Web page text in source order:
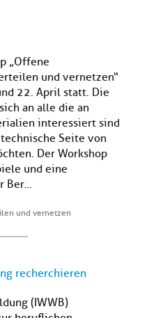
„Offene
und vernetzen“
22. April statt. Die
an alle die an
interessiert sind
Seite von
Der Workshop
und eine
Ber...
und vernetzen
recherchieren
(IWWB)